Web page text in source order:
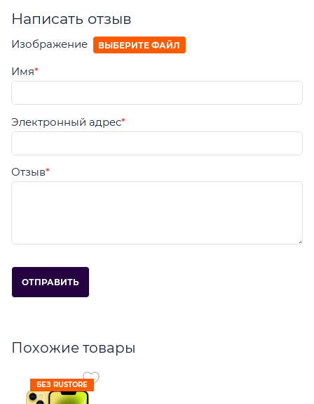
Написать отзыв
Изображение ВЫБЕРИТЕ ФАЙЛ
Имя
Электронный адрес
Отзыв
Похожие товары
БЕЗ RUSTORE